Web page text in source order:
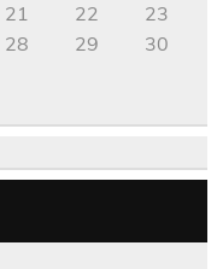
21 22
23
28 29
30